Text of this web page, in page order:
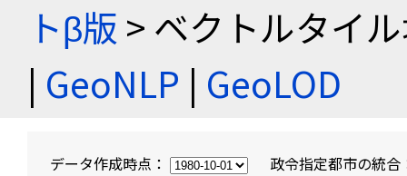
トβ版 > ベクトルタイ
| GeoNLP | GeoLOD
データ作成時点： 政令指定都市の統